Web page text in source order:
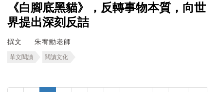
《白腳底黑貓》，反轉事物本質，向世
界提出深刻反詰
撰文 朱宥勳老師
華文閱讀 閱讀文化